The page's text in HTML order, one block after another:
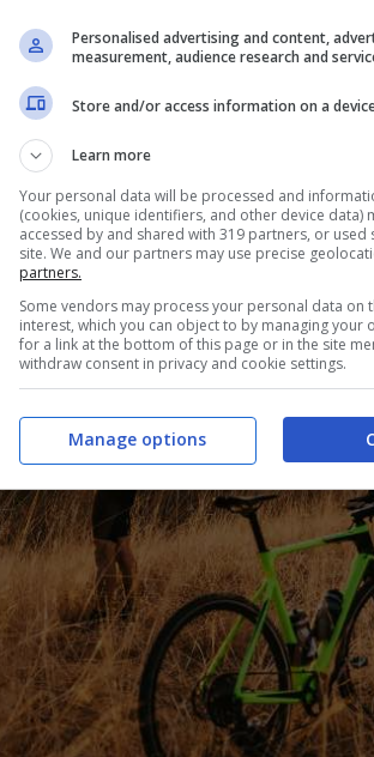
delle
passeggiata in famiglia o
valutare il livello di resistenza di
senza affaticarsi
Personalised advertising and content,
measurement, audience research and
Store and/or access information on a
Learn more
Your personal data will be processed and
(cookies, unique identifiers, and other device data)
accessed by and shared with 319 partners, or used
site. We and our partners may use precise
partners.
Some vendors may process your personal data on
interest, which you can object to by managing your
for a link at the bottom of this page or in the site
withdraw consent in privacy and cookie settings.
Manage options